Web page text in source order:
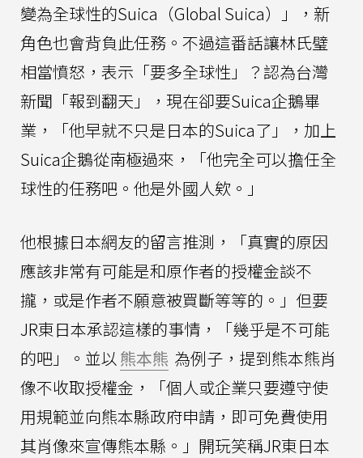
變為全球性的Suica（Global Suica）」，新
角色也會背負此任務。不過這番話讓林氏璧
相當憤怒，表示「要多全球性」？認為台灣
新聞「報到翻天」，現在卻要Suica企鵝畢
業，「他早就不只是日本的Suica了」，加上
Suica企鵝從南極過來，「他完全可以擔任全
球性的任務吧。他是外國人欸。」
他根據日本網友的留言推測，「真實的原因
應該非常有可能是和原作者的授權金談不
攏，或是作者不願意被買斷等等的。」但要
JR東日本承認這樣的事情，「幾乎是不可能
的吧」。並以 熊本熊 為例子，提到熊本熊肖
像不收取授權金，「個人或企業只要遵守使
用規範並向熊本縣政府申請，即可免費使用
其肖像來宣傳熊本縣。」開玩笑稱JR東日本